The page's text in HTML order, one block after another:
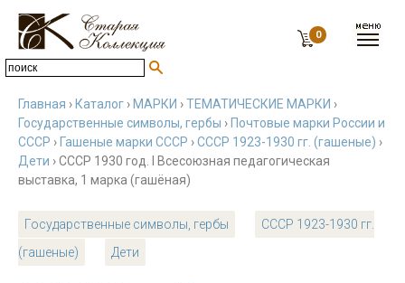
0
Главная › Каталог › МАРКИ ›ТЕМАТИЧЕСКИЕ МАРКИ ›
Государственные символы, гербы › Почтовые марки России и
СССР › Гашеные марки СССР ›СССР 1923-1930 гг. (гашеные) ›
Дети › СССР 1930 год. I Всесоюзная педагогическая
выставка, 1 марка (гашёная)
Государственные символы, гербы
СССР 1923-1930 гг.
(гашеные)
Дети